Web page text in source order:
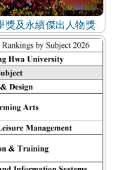
獎及永續傑出人物獎